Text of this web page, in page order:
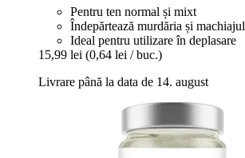
Pentru ten normal și mixt
Îndepărtează murdăria și machiajul
Ideal pentru utilizare în deplasare
15,99 lei (0,64 lei / buc.)
Livrare până la data de 14. august